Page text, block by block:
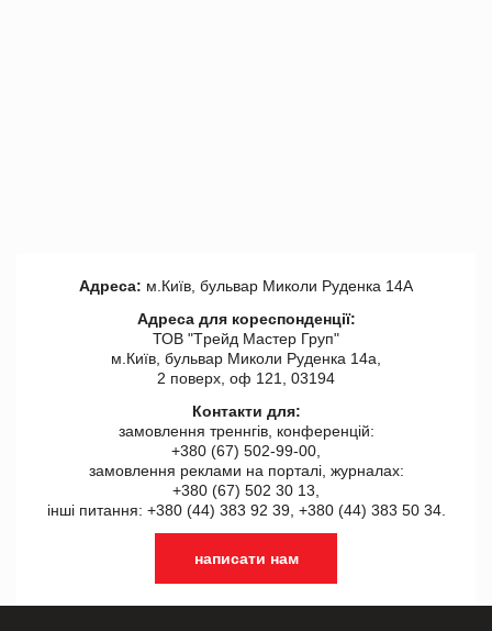
Адреса: м.Київ, бульвар Миколи Руденка 14А
Адреса для кореспонденції:
ТОВ "Tрейд Мастер Груп"
м.Київ, бульвар Миколи Руденка 14а,
2 поверх, оф 121, 03194
Контакти для:
замовлення треннгів, конференцій:
+380 (67) 502-99-00,
замовлення реклами на порталі, журналах:
+380 (67) 502 30 13,
інші питання: +380 (44) 383 92 39, +380 (44) 383 50 34.
написати нам